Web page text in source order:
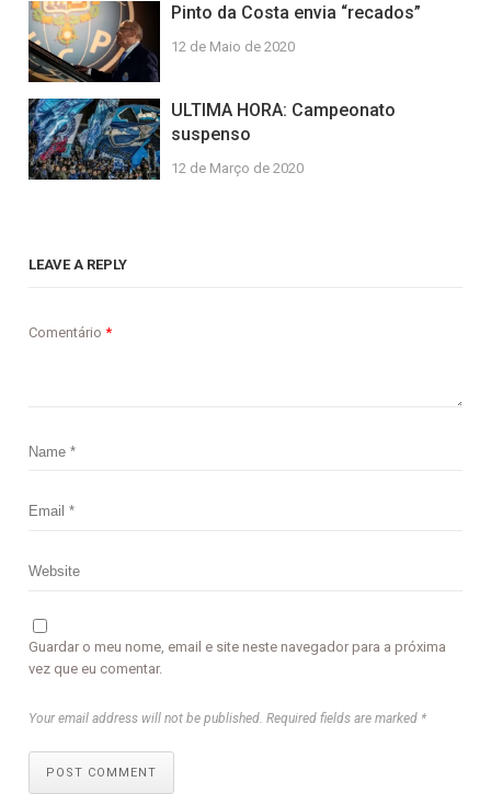
Pinto da Costa envia “recados”
12 de Maio de 2020
ULTIMA HORA: Campeonato
suspenso
12 de Março de 2020
LEAVE A REPLY
Comentário*
Guardar o meu nome, email e site neste navegador para a próxima
vez que eu comentar.
Your email address will not be published. Required fields are marked *
POST COMMENT